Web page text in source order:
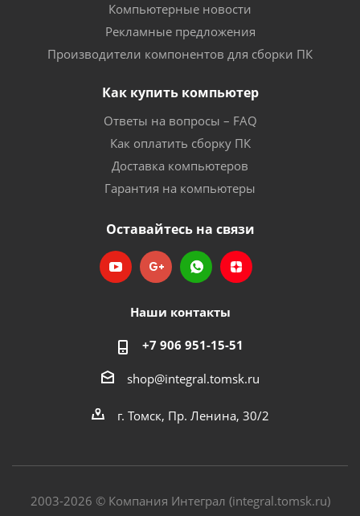
Компьютерные новости
Рекламные предложения
Производители компонентов для сборки ПК
Как купить компьютер
Ответы на вопросы – FAQ
Как оплатить сборку ПК
Доставка компьютеров
Гарантия на компьютеры
Оставайтесь на связи
Наши контакты
+7 906 951-15-51
shop@integral.tomsk.ru
г. Томск, Пр. Ленина, 30/2
2003-2026 © Компания Интеграл (integral.tomsk.ru)